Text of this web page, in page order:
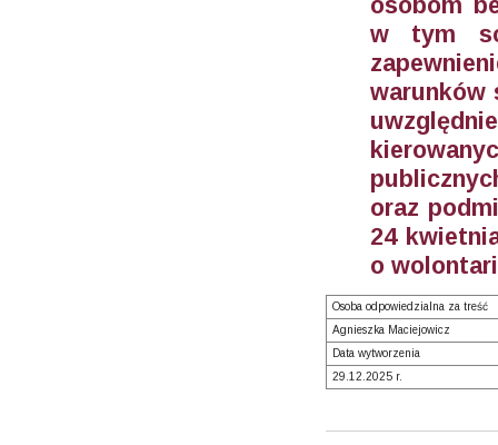
w tym
warunków
oraz
24
o
Osoba odpowiedzialna za treść
Agnieszka Maciejowicz
Data wytworzenia
29.12.2025 r.